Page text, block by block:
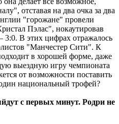
отставая на два очка за два
"горожане" провели
Пэлас", нокаутировав
В этих цифрах отражалось
"Манчестер Сити". К
в хорошей форме, даже
выездную игру чемпионата
от возможности поставить
национальный трофей?
с первых минут. Родри не